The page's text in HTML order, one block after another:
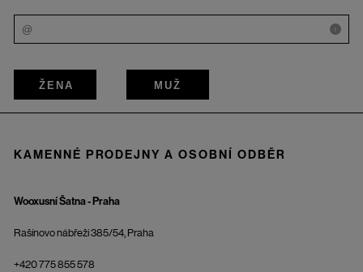
i
ŽENA MUŽ
KAMENNÉ PRODEJNY A OSOBNÍ ODBĚR
Wooxusní Šatna - Praha
Rašínovo nábřeží 385/54, Praha
+420 775 855 578